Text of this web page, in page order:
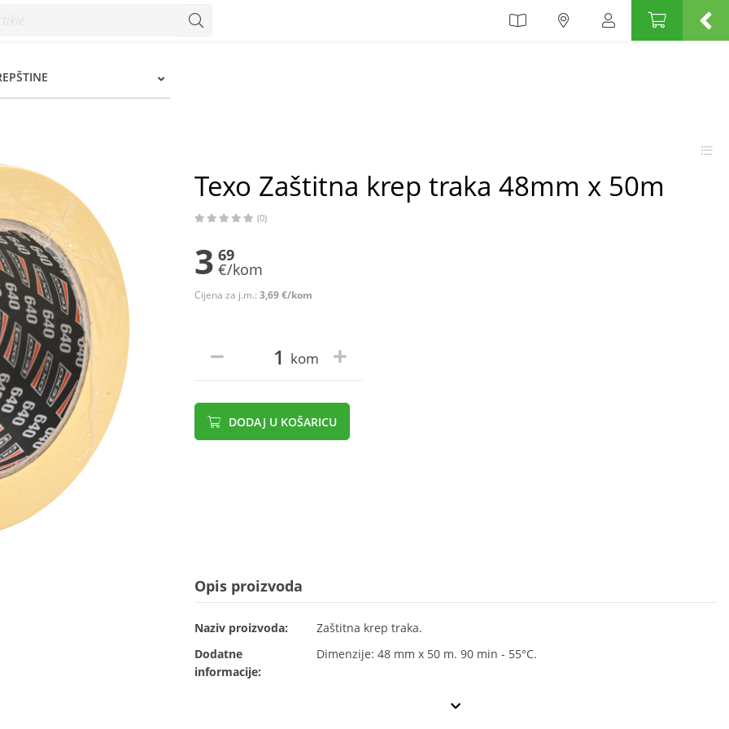
Texo Zaštitna krep traka 48mm x 50m
(0)
3 69
€/kom
Cijena za j.m.: 3,69 €/kom
kom
DODAJ U KOŠARICU
Opis proizvoda
Naziv proizvoda:
Zaštitna krep traka.
Dodatne
informacije:
Dimenzije: 48 mm x 50 m. 90 min - 55°C.